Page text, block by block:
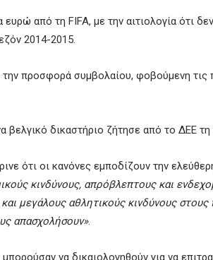
από τη FIFA, με την αιτιολογία ότι
2014-2015.
προσφορά συμβολαίου, φοβούμενη τις
βελγικό δικαστήριο ζήτησε από το ΔΕΕ
ότι οι κανόνες εμποδίζουν την
κινδύνους, απρόβλεπτους και
μεγάλους αθλητικούς κινδύνους στους
απασχολήσουν».
να δικαιολογηθούν για να